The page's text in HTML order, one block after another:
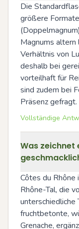
Die
größere
Magnums
Verhältnis von
deshalb bei
vorteilhaft für
sind zudem bei
Präsenz gefragt.
Vollständige
Was zeichnet
Côtes du
Rhône-Tal, die
unterschiedliche
fruchtbetonte,
Grenache,